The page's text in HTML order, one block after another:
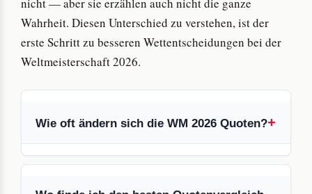
nicht — aber sie erzählen auch nicht die ganze
Wahrheit. Diesen Unterschied zu verstehen, ist der
erste Schritt zu besseren Wettentscheidungen bei der
Weltmeisterschaft 2026.
Wie oft ändern sich die WM 2026 Quoten?